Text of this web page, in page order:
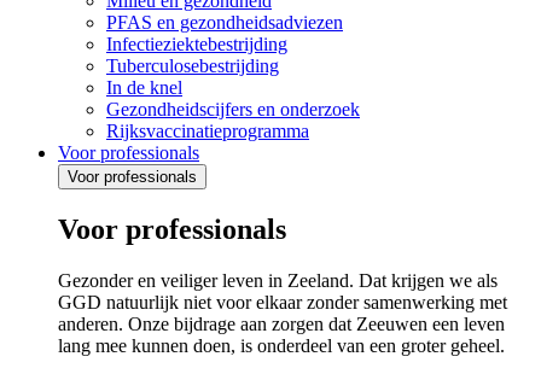
PFAS en gezondheidsadviezen
Infectieziektebestrijding
Tuberculosebestrijding
In de knel
Gezondheidscijfers en onderzoek
Rijksvaccinatieprogramma
Voor professionals
Voor professionals
Voor professionals
Gezonder en veiliger leven in Zeeland. Dat krijgen we als
GGD natuurlijk niet voor elkaar zonder samenwerking met
anderen. Onze bijdrage aan zorgen dat Zeeuwen een leven
lang mee kunnen doen, is onderdeel van een groter geheel.